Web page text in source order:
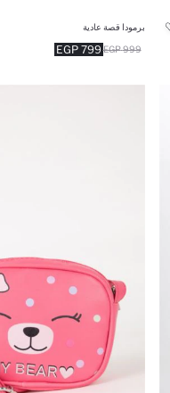
برمودا قصة عادية
799 EGP 999 EGP